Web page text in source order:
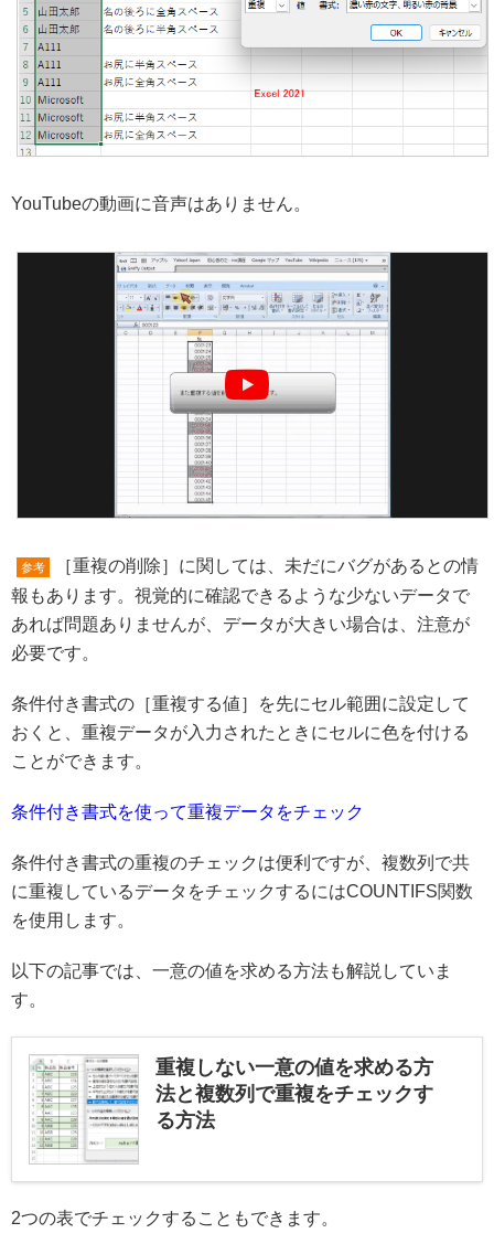
YouTubeの動画に音声はありません。
参考
［重複の削除］に関しては、未だにバグがあるとの情
報もあります。視覚的に確認できるような少ないデータで
あれば問題ありませんが、データが大きい場合は、注意が
必要です。
条件付き書式の［重複する値］を先にセル範囲に設定して
おくと、重複データが入力されたときにセルに色を付ける
ことができます。
条件付き書式を使って重複データをチェック
条件付き書式の重複のチェックは便利ですが、複数列で共
に重複しているデータをチェックするにはCOUNTIFS関数
を使用します。
以下の記事では、一意の値を求める方法も解説していま
す。
重複しない一意の値を求める方
法と複数列で重複をチェックす
る方法
2つの表でチェックすることもできます。